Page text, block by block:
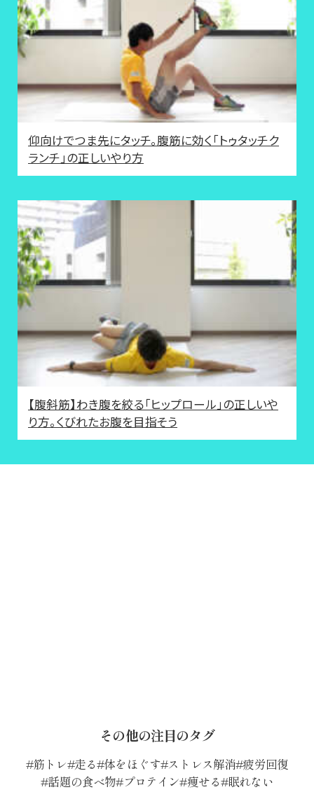
仰向けでつま先にタッチ。腹筋に効く「トゥタッチク
ランチ」の正しいやり方
【腹斜筋】わき腹を絞る「ヒップロール」の正しいや
り方。くびれたお腹を目指そう
その他の注目のタグ
筋トレ 走る 体をほぐす ストレス解消 疲労回復
話題の食べ物 プロテイン 痩せる 眠れない